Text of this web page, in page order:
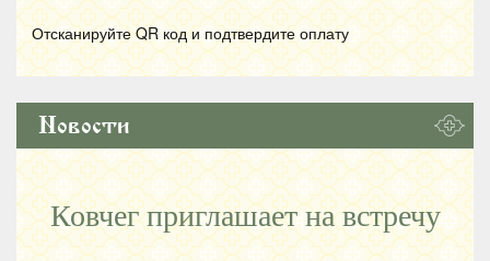
Отсканируйте QR код и подтвердите оплату
Новости
Ковчег приглашает на встречу